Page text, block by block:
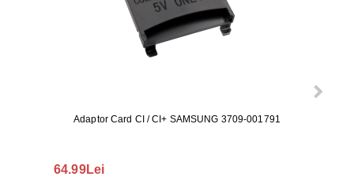
Adaptor Card CI / CI+ SAMSUNG 3709-001791
64.99Lei